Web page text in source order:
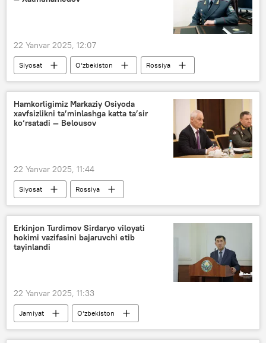
22 Yanvar 2025, 12:07
Siyosat O‘zbekiston
Rossiya
Rossiya Mudofaa vaziri
O‘zbekiston - Rossiya
harbiy hamkorlik
Shuhrat Xalmuhamedov
Hamkorligimiz Markaziy Osiyoda
xavfsizlikni ta’minlashga katta ta’sir
ko‘rsatadi — Belousov
22 Yanvar 2025, 11:44
Siyosat
Rossiya
Rossiya Mudofaa vaziri
O‘zbekiston
O‘zbekiston - Rossiya
Andrey Belousov
harbiy hamkorlik
Shuhrat Xalmuhamedov
Erkinjon Turdimov Sirdaryo viloyati
hokimi vazifasini bajaruvchi etib
tayinlandi
22 Yanvar 2025, 11:33
Jamiyat
O‘zbekiston
Shavkat Mirziyoyev
Erkinjon Turdimov